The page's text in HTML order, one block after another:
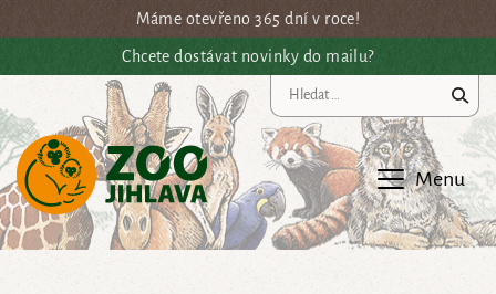
Přejít na hlavní obsahMáme otevřeno 365 dní v roce!
Chcete dostávat novinky do mailu?
Menu